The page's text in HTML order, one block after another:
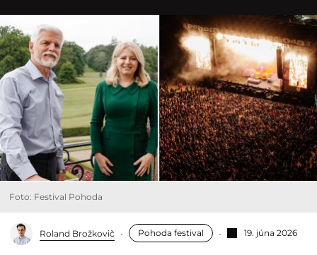
Foto: Festival Pohoda
Roland Brožkovič Pohoda festival 19. júna 2026